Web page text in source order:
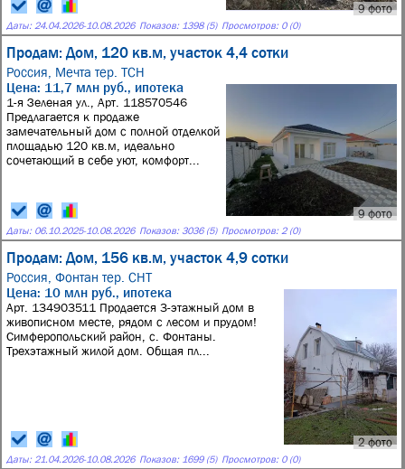
9 фото
Даты: 24.04.2026-10.08.2026 Показов: 1398 (5) Просмотров: 0 (0)
Продам: Дом, 120 кв.м, участок 4,4 сотки
Россия, Мечта тер. ТСН
9 фото
Цена: 11,7 млн руб., ипотека
1-я Зеленая ул., Арт. 118570546
Предлагается к продаже
замечательный дом с полной отделкой
площадью 120 кв.м, идеально
сочетающий в себе уют, комфорт...
Даты: 06.10.2025-10.08.2026 Показов: 3036 (5) Просмотров: 2 (0)
Продам: Дом, 156 кв.м, участок 4,9 сотки
Россия, Фонтан тер. СНТ
2 фото
Цена: 10 млн руб., ипотека
Арт. 134903511 Продается 3-этажный дом в
живописном месте, рядом с лесом и прудом!
Симферопольский район, с. Фонтаны.
Трехэтажный жилой дом. Общая пл...
Даты: 21.04.2026-10.08.2026 Показов: 1699 (5) Просмотров: 0 (0)